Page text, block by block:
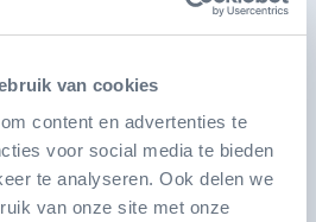
van cookies
content en advertenties te
voor social media te bieden
te analyseren. Ook delen we
van onze site met onze
leuk